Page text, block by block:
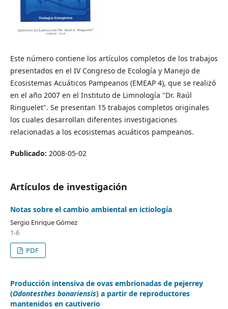
Este número contiene los artículos completos de los trabajos
presentados en el IV Congreso de Ecología y Manejo de
Ecosistemas Acuáticos Pampeanos (EMEAP 4), que se realizó
en el año 2007 en el Instituto de Limnología "Dr. Raúl
Ringuelet". Se presentan 15 trabajos completos originales
los cuales desarrollan diferentes investigaciones
relacionadas a los ecosistemas acuáticos pampeanos.
Publicado: 2008-05-02
Artículos de investigación
Notas sobre el cambio ambiental en ictiología
Sergio Enrique Gómez
1-6
PDF
Producción intensiva de ovas embrionadas de pejerrey
(Odontesthes bonariensis) a partir de reproductores
mantenidos en cautiverio